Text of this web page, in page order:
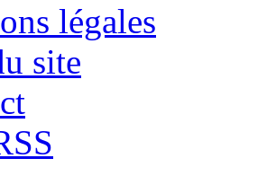
légales
site